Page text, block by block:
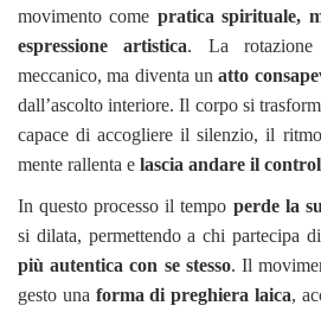
movimento come pratica spirituale,
espressione artistica. La
meccanico, ma diventa unatto
dall’ascolto interiore. Il corpo si
capace di accogliere il silenzio, il
mente rallenta e lascia andare il
In questo processo il tempo perde la
si dilata, permettendo a chi partecipa
più autentica con se stesso. Il
gesto una forma di preghiera laica,